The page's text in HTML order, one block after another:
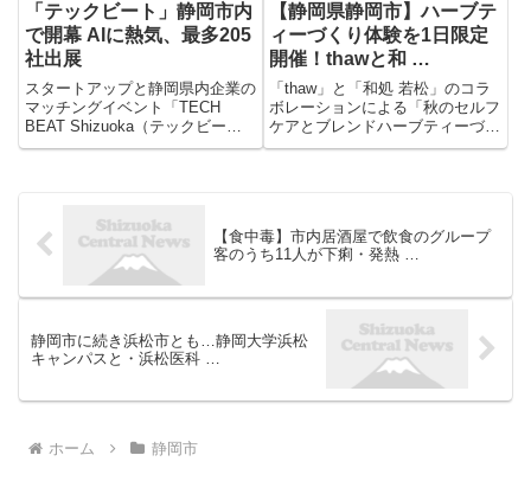
「テックビート」静岡市内
で開幕 AIに熱気、最多205
社出展
スタートアップと静岡県内企業の
マッチングイベント「TECH
BEAT Shizuoka（テックビート
静岡）2026」が23日、静岡市内
会場は例年以上...
【静岡県静岡市】ハーブテ
ィーづくり体験を1日限定
開催！thawと和 …
「thaw」と「和処 若松」のコラ
ボレーションによる「秋のセルフ
ケアとブレンドハーブティーづく
り体験」は、秋の訪れとともに心
【食中毒】市内居酒屋で飲食のグループ
客のうち11人が下痢・発熱 …
静岡市に続き浜松市とも…静岡大学浜松
キャンパスと・浜松医科 …
ホーム 静岡市